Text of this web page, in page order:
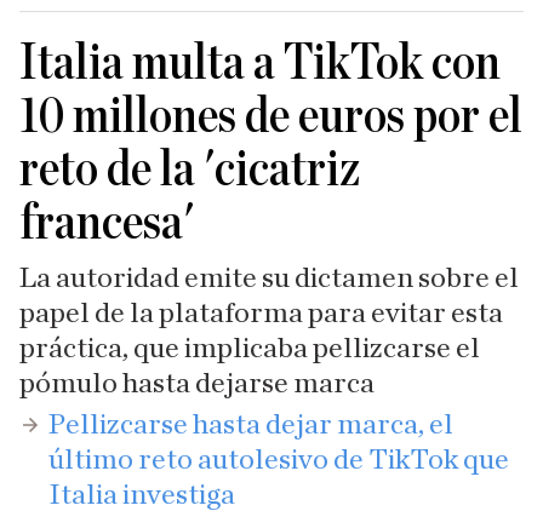
Italia multa a TikTok con
10 millones de euros por el
reto de la 'cicatriz
francesa'
La autoridad emite su dictamen sobre el
papel de la plataforma para evitar esta
práctica, que implicaba pellizcarse el
pómulo hasta dejarse marca
Pellizcarse hasta dejar marca, el
último reto autolesivo de TikTok que
Italia investiga